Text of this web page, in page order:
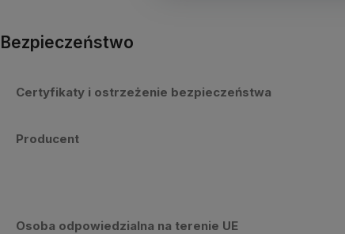
Bezpieczeństwo
Certyfikaty i ostrzeżenie bezpieczeństwa
Producent
Osoba odpowiedzialna na terenie UE